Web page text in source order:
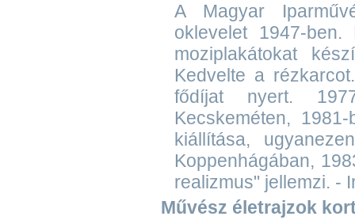
A Magyar
oklevelet 1947-ben.
moziplakátokat
Kedvelte a
fődíjat nyert.
Kecskeméten,
kiállítása,
Koppenhágában,
realizmus" jellemzi. -
Művész életrajzok